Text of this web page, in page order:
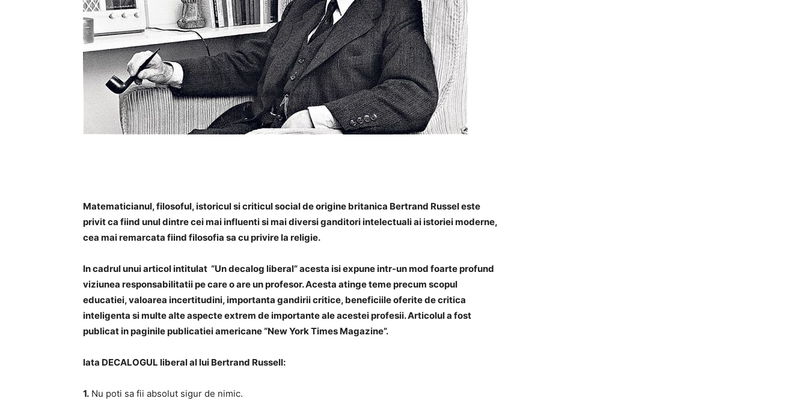
Matematicianul, filosoful, istoricul si criticul social de origine britanica Bertrand Russel este
privit ca fiind unul dintre cei mai influenti si mai diversi ganditori intelectuali ai istoriei moderne,
cea mai remarcata fiind filosofia sa cu privire la religie.
In cadrul unui articol intitulat “Un decalog liberal” acesta isi expune intr-un mod foarte profund
viziunea responsabilitatii pe care o are un profesor. Acesta atinge teme precum scopul
educatiei, valoarea incertitudini, importanta gandirii critice, beneficiile oferite de critica
inteligenta si multe alte aspecte extrem de importante ale acestei profesii. Articolul a fost
publicat in paginile publicatiei americane “New York Times Magazine”.
Iata DECALOGUL liberal al lui Bertrand Russell:
1. Nu poti sa fii absolut sigur de nimic.